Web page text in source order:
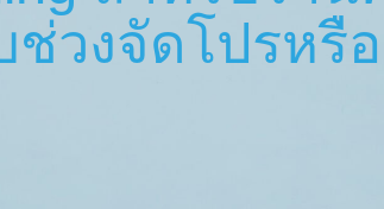
ช่วงจัดโปรหรือ